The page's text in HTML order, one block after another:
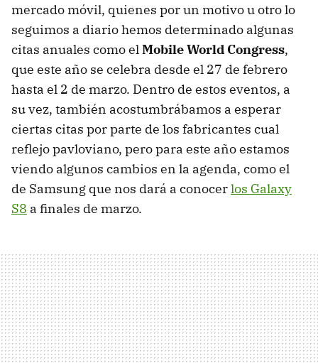
mercado móvil, quienes por un motivo u otro lo
seguimos a diario hemos determinado algunas
citas anuales como elMobile World Congress,
que este año se celebra desde el 27 de febrero
hasta el 2 de marzo. Dentro de estos eventos, a
su vez, también acostumbrábamos a esperar
ciertas citas por parte de los fabricantes cual
reflejo pavloviano, pero para este año estamos
viendo algunos cambios en la agenda, como el
de Samsung que nos dará a conocerlos Galaxy
S8 a finales de marzo.